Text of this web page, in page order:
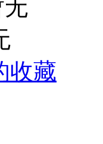
无
收藏